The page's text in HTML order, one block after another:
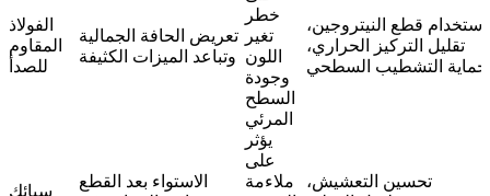
الفولاذ
المقاوم
للصدأ
تعريض الحافة الجمالية
وتباعد الميزات الكثيفة
خطر
تغير
اللون
وجودة
السطح
المرئي
استخدام قطع النيتروجين،
تقليل التركيز الحراري،
حماية التشطيب السطحي
سبائك
الاستواء بعد القطع
يؤثر
على
ملاءمة
تحسين التعشيش،